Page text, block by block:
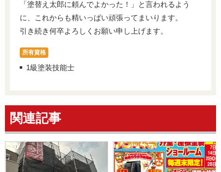
「塗替え太郎に頼んでよかった！」と言われるよう
に、これからも精いっぱい頑張ってまいります。
引き続き何卒よろしくお願い申し上げます。
所有資格
1級塗装技能士
関連記事